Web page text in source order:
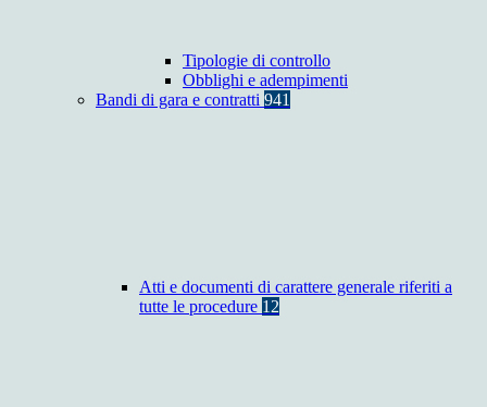
Tipologie di controllo
Obblighi e adempimenti
Bandi di gara e contratti 941
Atti e documenti di carattere generale riferiti a
tutte le procedure 12